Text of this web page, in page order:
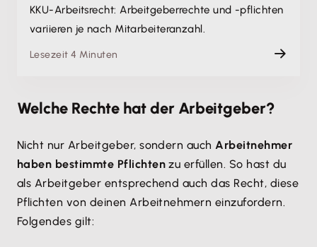
KKU-Arbeitsrecht: Arbeitgeberrechte und -pflichten
variieren je nach Mitarbeiteranzahl.
Lesezeit 4 Minuten
Welche Rechte hat der Arbeitgeber?
Nicht nur Arbeitgeber, sondern auchArbeitnehmer
haben bestimmte Pflichten zu erfüllen. So hast du
als Arbeitgeber entsprechend auch das Recht, diese
Pflichten von deinen Arbeitnehmern einzufordern.
Folgendes gilt: